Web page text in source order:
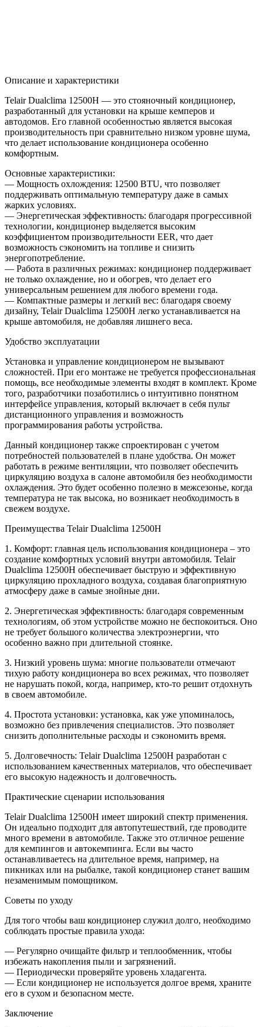
Описание и характеристики
Telair Dualclima 12500H — это стояночный кондиционер,
разработанный для установки на крыше кемперов и
автодомов. Его главной особенностью является высокая
производительность при сравнительно низком уровне шума,
что делает использование кондиционера особенно
комфортным.
Основные характеристики:
— Мощность охлождения: 12500 BTU, что позволяет
поддерживать оптимальную температуру даже в самых
жарких условиях.
— Энергетическая эффективность: благодаря прогрессивной
технологии, кондиционер выделяется высоким
коэффициентом производительности EER, что дает
возможность сэкономить на топливе и снизить
энергопотребление.
— Работа в различных режимах: кондиционер поддерживает
не только охлаждение, но и обогрев, что делает его
универсальным решением для любого времени года.
— Компактные размеры и легкий вес: благодаря своему
дизайну, Telair Dualclima 12500H легко устанавливается на
крыше автомобиля, не добавляя лишнего веса.
Удобство эксплуатации
Установка и управление кондиционером не вызывают
сложностей. При его монтаже не требуется профессиональная
помощь, все необходимые элементы входят в комплект. Кроме
того, разработчики позаботились о интуитивно понятном
интерфейсе управления, который включает в себя пульт
дистанционного управления и возможность
программирования работы устройства.
Данный кондиционер также спроектирован с учетом
потребностей пользователей в плане удобства. Он может
работать в режиме вентиляции, что позволяет обеспечить
циркуляцию воздуха в салоне автомобиля без необходимости
охлаждения. Это будет особенно полезно в межсезонье, когда
температура не так высока, но возникает необходимость в
свежем воздухе.
Преимущества Telair Dualclima 12500H
1. Комфорт: главная цель использования кондиционера – это
создание комфортных условий внутри автомобиля. Telair
Dualclima 12500H обеспечивает быструю и эффективную
циркуляцию прохладного воздуха, создавая благоприятную
атмосферу даже в самые знойные дни.
2. Энергетическая эффективность: благодаря современным
технологиям, об этом устройстве можно не беспокоиться. Оно
не требует большого количества электроэнергии, что
особенно важно при длительной стоянке.
3. Низкий уровень шума: многие пользователи отмечают
тихую работу кондиционера во всех режимах, что позволяет
не нарушать покой, когда, например, кто-то решит отдохнуть
в своем автомобиле.
4. Простота установки: установка, как уже упоминалось,
возможно без привлечения специалистов. Это позволяет
снизить дополнительные расходы и сэкономить время.
5. Долговечность: Telair Dualclima 12500H разработан с
использованием качественных материалов, что обеспечивает
его высокую надежность и долговечность.
Практические сценарии использования
Telair Dualclima 12500H имеет широкий спектр применения.
Он идеально подходит для автопутешествий, где проводите
много времени в автомобиле. Также это отличное решение
для кемпингов и автокемпинга. Если вы часто
останавливаетесь на длительное время, например, на
пикниках или на рыбалке, такой кондиционер станет вашим
незаменимым помощником.
Советы по уходу
Для того чтобы ваш кондиционер служил долго, необходимо
соблюдать простые правила ухода:
— Регулярно очищайте фильтр и теплообменник, чтобы
избежать накопления пыли и загрязнений.
— Периодически проверяйте уровень хладагента.
— Если кондиционер не используется долгое время, храните
его в сухом и безопасном месте.
Заключение